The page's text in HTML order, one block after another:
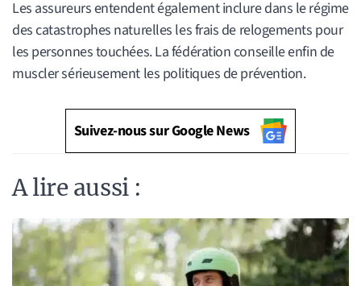
Les assureurs entendent également inclure dans le régime
des catastrophes naturelles les frais de relogements pour
les personnes touchées. La fédération conseille enfin de
muscler sérieusement les politiques de prévention.
Suivez-nous sur Google News
A lire aussi :